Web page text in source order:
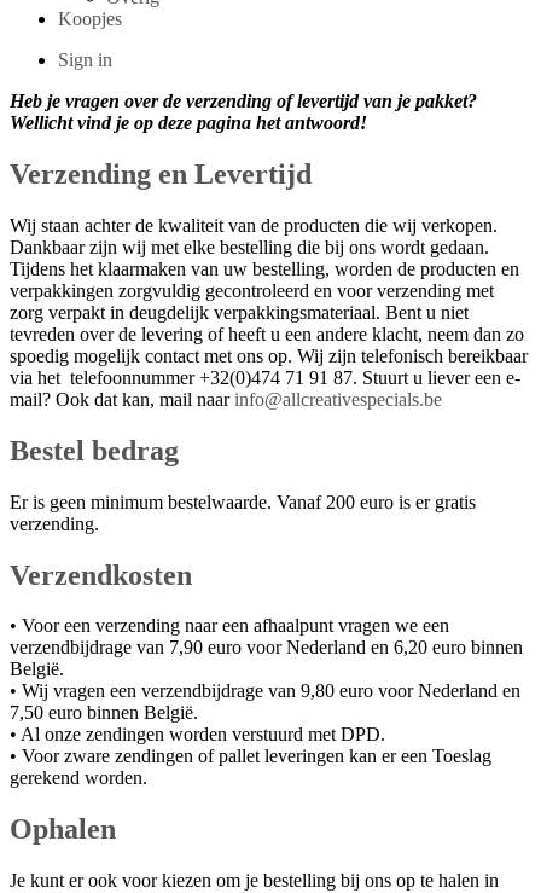
Koopjes
Sign in
Heb je vragen over de verzending of levertijd van je pakket?
Wellicht vind je op deze pagina het antwoord!
Verzending en Levertijd
Wij staan achter de kwaliteit van de producten die wij verkopen.
Dankbaar zijn wij met elke bestelling die bij ons wordt gedaan.
Tijdens het klaarmaken van uw bestelling, worden de producten en
verpakkingen zorgvuldig gecontroleerd en voor verzending met
zorg verpakt in deugdelijk verpakkingsmateriaal. Bent u niet
tevreden over de levering of heeft u een andere klacht, neem dan zo
spoedig mogelijk contact met ons op. Wij zijn telefonisch bereikbaar
via het telefoonnummer +32(0)474 71 91 87. Stuurt u liever een e-
mail? Ook dat kan, mail naarinfo@allcreativespecials.be
Bestel bedrag
Er is geen minimum bestelwaarde. Vanaf 200 euro is er gratis
verzending.
Verzendkosten
• Voor een verzending naar een afhaalpunt vragen we een
verzendbijdrage van 7,90 euro voor Nederland en 6,20 euro binnen
België.
• Wij vragen een verzendbijdrage van 9,80 euro voor Nederland en
7,50 euro binnen België.
• Al onze zendingen worden verstuurd met DPD.
• Voor zware zendingen of pallet leveringen kan er een Toeslag
gerekend worden.
Ophalen
Je kunt er ook voor kiezen om je bestelling bij ons op te halen in